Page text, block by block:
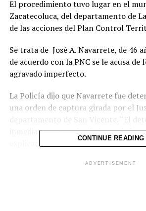
El procedimiento tuvo lugar en el
Zacatecoluca, del departamento de
de las acciones del Plan Control
Se trata de José A. Navarrete, de 46
de acuerdo con la PNC se le acusa de
agravado imperfecto.
La Policía dijo que Navarrete fue
una orden de captura girada por el
departamento de San Vicente. “El
inmediatamente a las órdenes de las
explicaron autoridades.CONTINUE READING
ADVERTISEMENT